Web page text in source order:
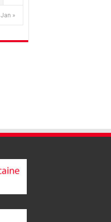
Jan »